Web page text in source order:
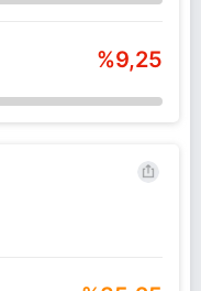
%9,25